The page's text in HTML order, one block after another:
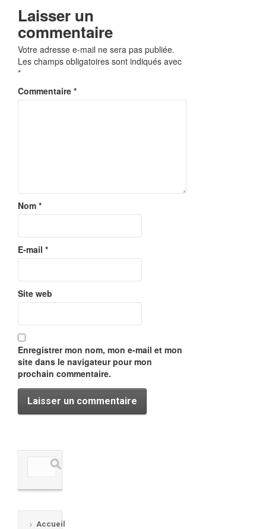
Laisser un
commentaire
Votre adresse e-mail ne sera pas publiée.
Les champs obligatoires sont indiqués avec
*
Commentaire *
Nom *
E-mail *
Site web
Enregistrer mon nom, mon e-mail et mon
site dans le navigateur pour mon
prochain commentaire.
Accueil